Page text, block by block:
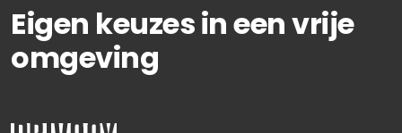
Eigen keuzes in een vrije
omgeving